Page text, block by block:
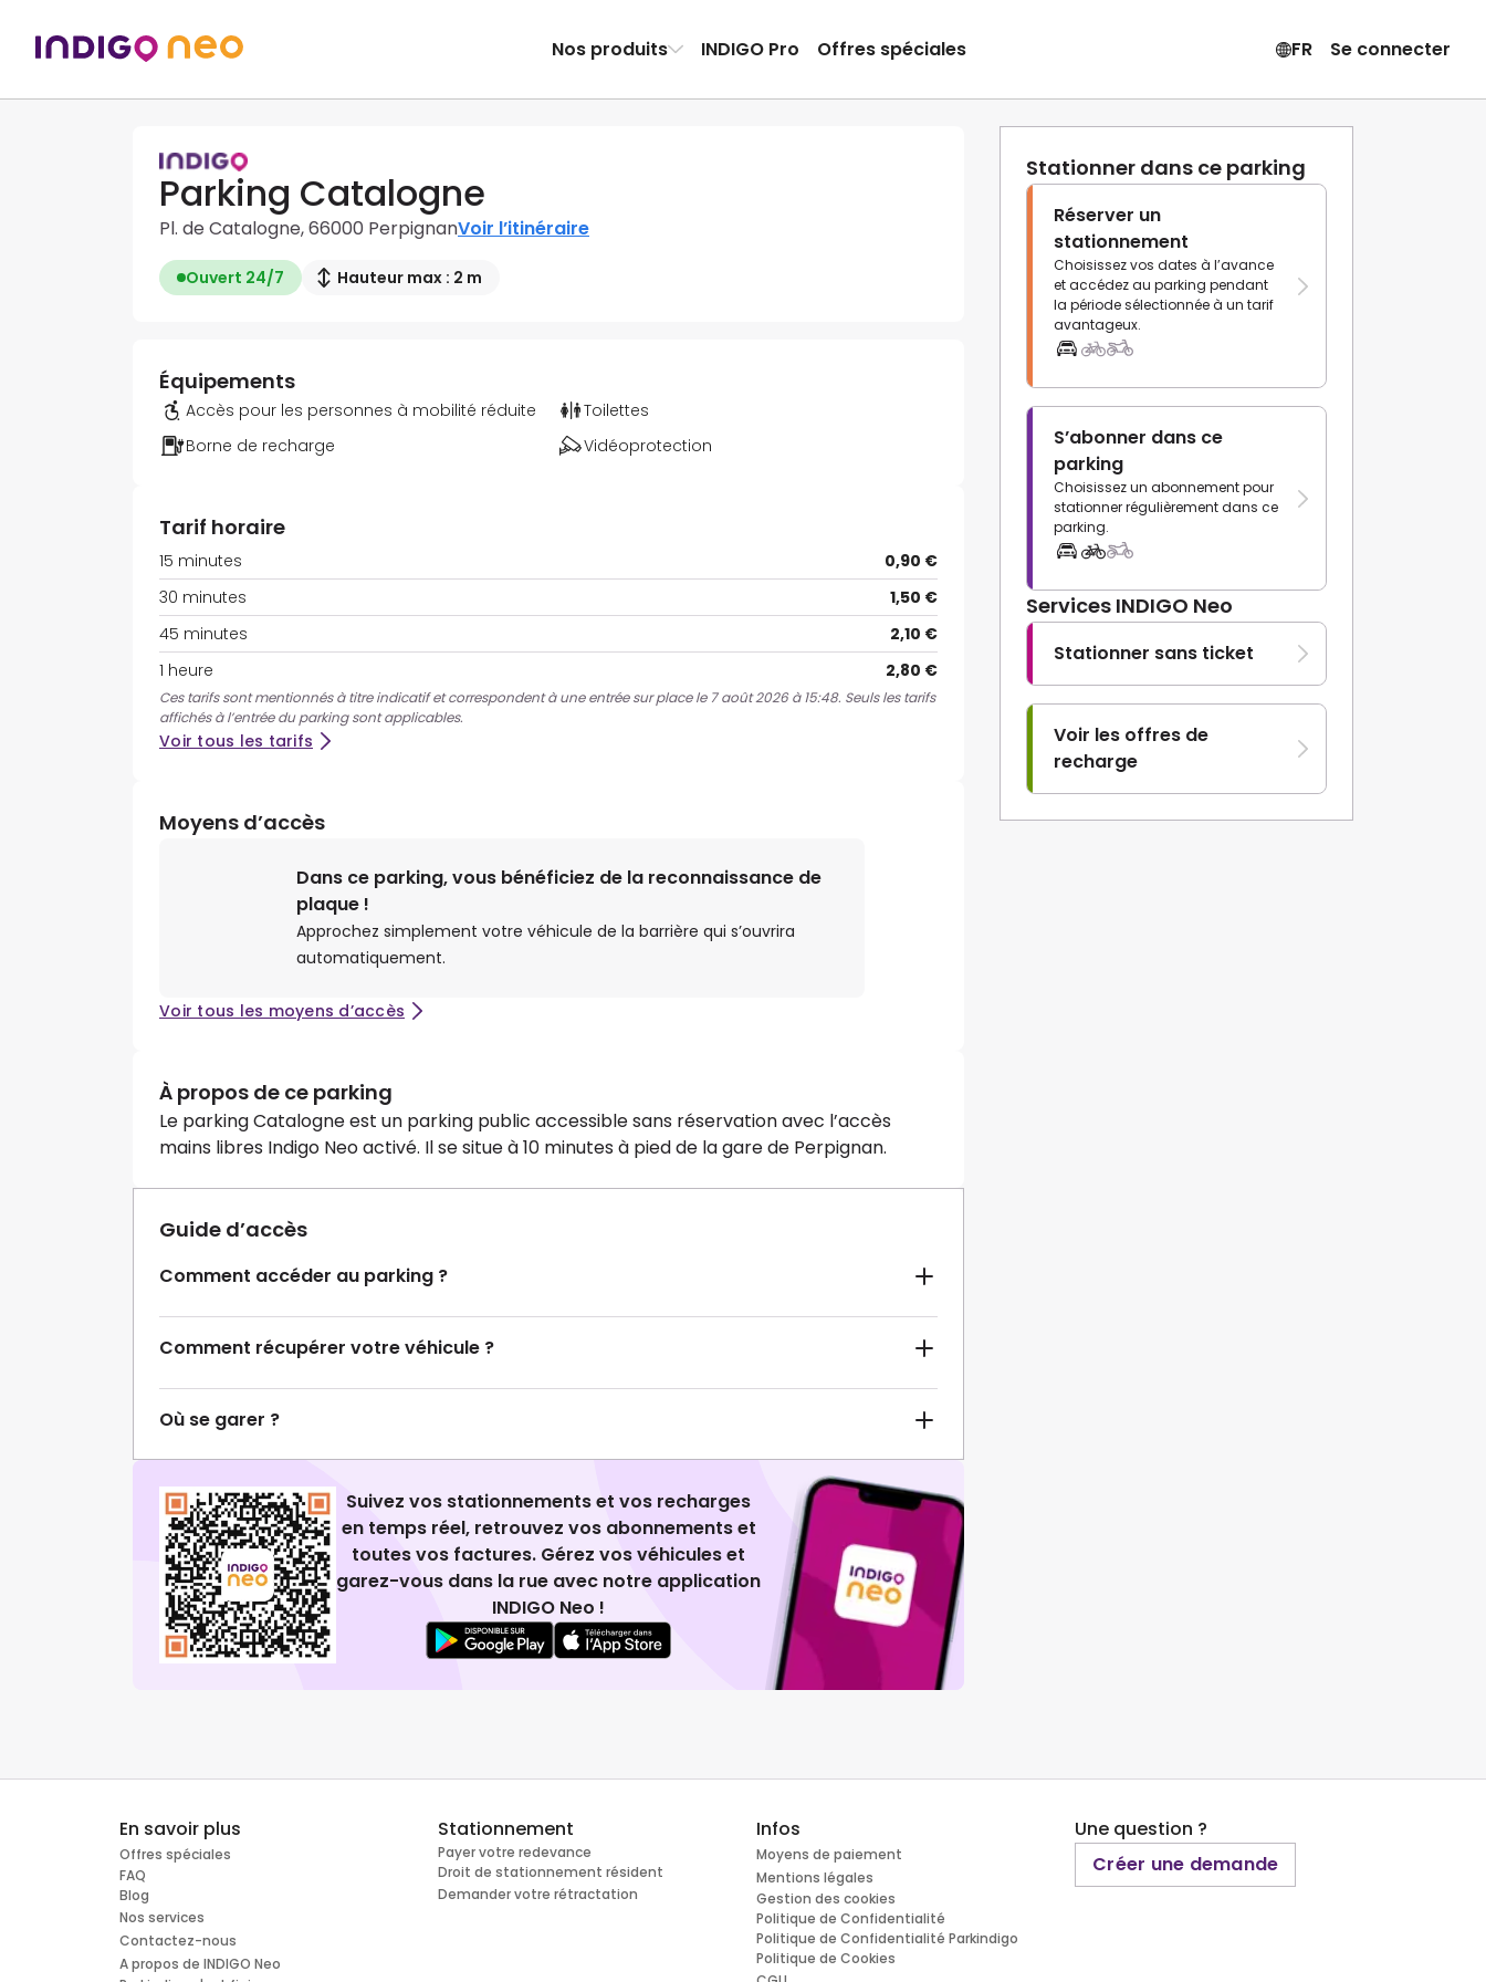
Nos produits INDIGO Pro Offres spéciales FR Se connecter
Parking Catalogne
Pl. de Catalogne, 66000 PerpignanVoir l’itinéraire
Ouvert 24/7 Hauteur max : 2 m
Stationner dans ce parking
Réserver un
stationnement
Choisissez vos dates à l’avance
et accédez au parking pendant
la période sélectionnée à un tarif
avantageux.
S’abonner dans ce
parking
Choisissez un abonnement pour
stationner régulièrement dans ce
parking.
Services INDIGO Neo
Stationner sans ticket
Voir les offres de
recharge
Équipements
Accès pour les personnes à mobilité réduite
Toilettes
Borne de recharge
Vidéoprotection
Tarif horaire
15 minutes
0,90 €
30 minutes
1,50 €
45 minutes
2,10 €
1 heure
2,80 €
Ces tarifs sont mentionnés à titre indicatif et correspondent à une entrée sur place le 7 août 2026 à 15:48. Seuls les tarifs
affichés à l’entrée du parking sont applicables.
Voir tous les tarifs
Moyens d’accès
Dans ce parking, vous bénéficiez de la reconnaissance de
plaque !
Approchez simplement votre véhicule de la barrière qui s’ouvrira
automatiquement.
Voir tous les moyens d’accès
À propos de ce parking
Le parking Catalogne est un parking public accessible sans réservation avec l’accès
mains libres Indigo Neo activé. Il se situe à 10 minutes à pied de la gare de Perpignan.
Guide d’accès
Comment accéder au parking ?
Comment récupérer votre véhicule ?
Où se garer ?
Suivez vos stationnements et vos recharges
en temps réel, retrouvez vos abonnements et
toutes vos factures. Gérez vos véhicules et
garez-vous dans la rue avec notre application
INDIGO Neo !
En savoir plus
Offres spéciales
FAQ
Blog
Nos services
Contactez-nous
A propos de INDIGO Neo
Stationnement
Payer votre redevance
Droit de stationnement résident
Demander votre rétractation
Infos
Moyens de paiement
Mentions légales
Gestion des cookies
Politique de Confidentialité
Politique de Confidentialité Parkindigo
Politique de Cookies
Une question ?
Créer une demande